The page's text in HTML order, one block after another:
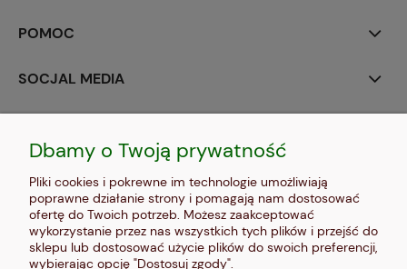
POMOC
SOCJAL MEDIA
INFORMACJE
O NAS
Dbamy o Twoją prywatność
Pliki cookies i pokrewne im technologie umożliwiają
poprawne działanie strony i pomagają nam dostosować
ofertę do Twoich potrzeb. Możesz zaakceptować
wykorzystanie przez nas wszystkich tych plików i przejść do
sklepu lub dostosować użycie plików do swoich preferencji,
wybierając opcję "Dostosuj zgody".